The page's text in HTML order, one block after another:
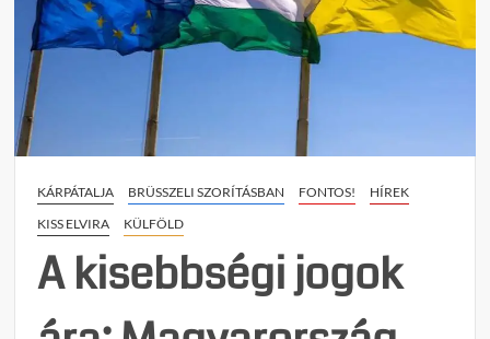
KÁRPÁTALJA BRÜSSZELI SZORÍTÁSBAN FONTOS!
HÍREK
KISS ELVIRA
KÜLFÖLD
A kisebbségi jogok